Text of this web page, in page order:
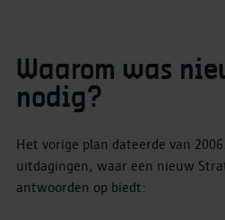
Waarom was
nodig?
Het vorige plan dateerde van
uitdagingen, waar een nieuw
antwoorden op biedt: